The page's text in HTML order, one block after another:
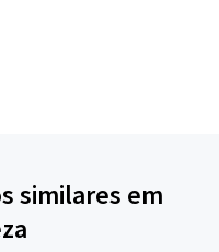
similares em